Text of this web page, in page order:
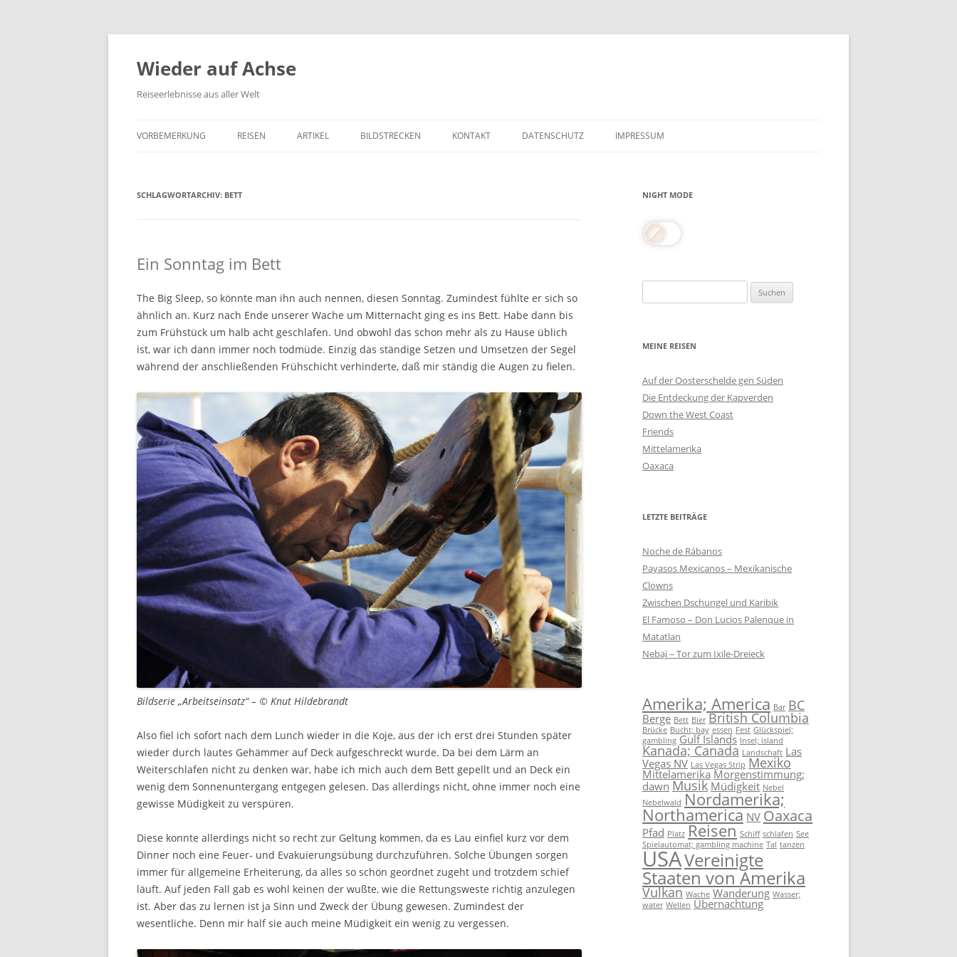
Wieder auf Achse
Reiseerlebnisse aus aller Welt
VORBEMERKUNG REISEN ARTIKEL BILDSTRECKEN KONTAKT DATENSCHUTZ IMPRESSUM
SCHLAGWORTARCHIV: BETT
Ein Sonntag im Bett
The Big Sleep, so könnte man ihn auch nennen, diesen Sonntag. Zumindest fühlte er sich so
ähnlich an. Kurz nach Ende unserer Wache um Mitternacht ging es ins Bett. Habe dann bis
zum Frühstück um halb acht geschlafen. Und obwohl das schon mehr als zu Hause üblich
ist, war ich dann immer noch todmüde. Einzig das ständige Setzen und Umsetzen der Segel
während der anschließenden Frühschicht verhinderte, daß mir ständig die Augen zu fielen.
Bildserie „Arbeitseinsatz“ – © Knut Hildebrandt
Also fiel ich sofort nach dem Lunch wieder in die Koje, aus der ich erst drei Stunden später
wieder durch lautes Gehämmer auf Deck aufgeschreckt wurde. Da bei dem Lärm an
Weiterschlafen nicht zu denken war, habe ich mich auch dem Bett gepellt und an Deck ein
wenig dem Sonnenuntergang entgegen gelesen. Das allerdings nicht, ohne immer noch eine
gewisse Müdigkeit zu verspüren.
Diese konnte allerdings nicht so recht zur Geltung kommen, da es Lau einfiel kurz vor dem
Dinner noch eine Feuer- und Evakuierungsübung durchzuführen. Solche Übungen sorgen
immer für allgemeine Erheiterung, da alles so schön geordnet zugeht und trotzdem schief
läuft. Auf jeden Fall gab es wohl keinen der wußte, wie die Rettungsweste richtig anzulegen
ist. Aber das zu lernen ist ja Sinn und Zweck der Übung gewesen. Zumindest der
wesentliche. Denn mir half sie auch meine Müdigkeit ein wenig zu vergessen.
NIGHT MODE
nach:
MEINE REISEN
Auf der Oosterschelde gen Süden
Die Entdeckung der Kapverden
Down the West Coast
Friends
Mittelamerika
Oaxaca
LETZTE BEITRÄGE
Noche de Rábanos
Payasos Mexicanos – Mexikanische
Clowns
Zwischen Dschungel und Karibik
El Famoso – Don Lucios Palenque in
Matatlan
Nebaj – Tor zum Ixile-Dreieck
Amerika; America Bar BC
Berge Bett Bier British Columbia
Brücke Bucht; bay essen Fest Glückspiel;
gambling Gulf Islands Insel; island
Kanada; Canada Landschaft Las
Vegas NV Las Vegas Strip Mexiko
Mittelamerika Morgenstimmung;
dawn Musik Müdigkeit Nebel
Nebelwald Nordamerika;
Northamerica NV Oaxaca
Pfad Platz Reisen Schiff schlafen See
Spielautomat; gambling machine Tal tanzen
USAVereinigte
Staaten von Amerika
Vulkan Wache Wanderung Wasser;
water Wellen Übernachtung